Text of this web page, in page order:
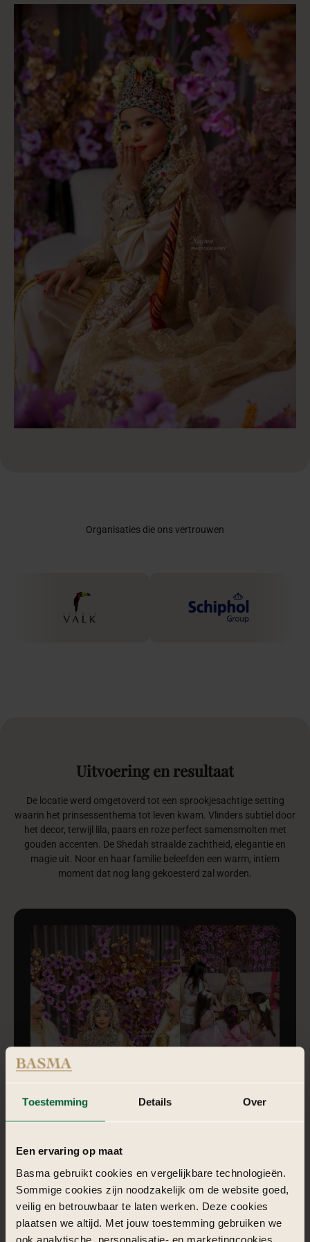
Toestemming Details Over
Een ervaring op maat
Basma gebruikt cookies en vergelijkbare technologieën.
Sommige cookies zijn noodzakelijk om de website goed,
veilig en betrouwbaar te laten werken. Deze cookies
plaatsen we altijd. Met jouw toestemming gebruiken we
ook analytische, personalisatie- en marketingcookies.
Organisaties die ons vertrouwen
Uitvoering en resultaat
De locatie werd omgetoverd tot een sprookjesachtige setting
waarin het prinsessenthema tot leven kwam. Vlinders subtiel door
het decor, terwijl lila, paars en roze perfect samensmolten met
gouden accenten. De Shedah straalde zachtheid, elegantie en
magie uit. Noor en haar familie beleefden een warm, intiem
moment dat nog lang gekoesterd zal worden.
1/10